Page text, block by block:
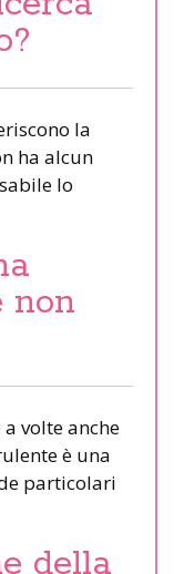
la
ha alcun
lo
non
volte anche
è una
particolari
della